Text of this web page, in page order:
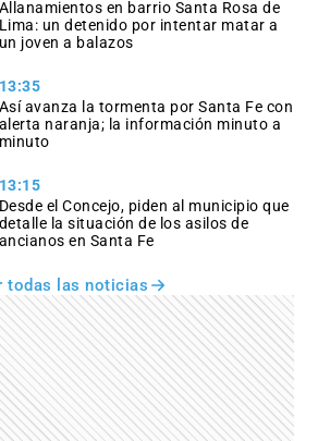
Allanamientos en barrio Santa Rosa de
Lima: un detenido por intentar matar a
un joven a balazos
13:35
Así avanza la tormenta por Santa Fe con
alerta naranja; la información minuto a
minuto
13:15
Desde el Concejo, piden al municipio que
detalle la situación de los asilos de
ancianos en Santa Fe
todas las noticias